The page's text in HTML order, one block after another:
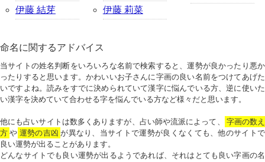
伊藤 結芽
伊藤 莉菜
命名に関するアドバイス
当サイトの姓名判断をいろいろな名前で検索すると、運勢が良かったり悪か
ったりすると思います。かわいいお子さんに字画の良い名前をつけてあげた
いですよね。読みをすでに決められていて漢字に悩んでいる方、逆に使いた
い漢字を決めていて合わせる字を悩んでいる方など様々だと思います。
他にも占いサイトは数多くありますが、占い師や流派によって、
字画の数え
方 や 運勢の吉凶 が異なり、当サイトで運勢が良くなくても、他のサイトで
良い運勢が出ることがあります。
どんなサイトでも良い運勢が出るようであれば、それはとても良い字画の名